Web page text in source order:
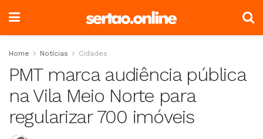
Home Notícias Cidades
PMT marca audiência pública
na Vila Meio Norte para
regularizar 700 imóveis